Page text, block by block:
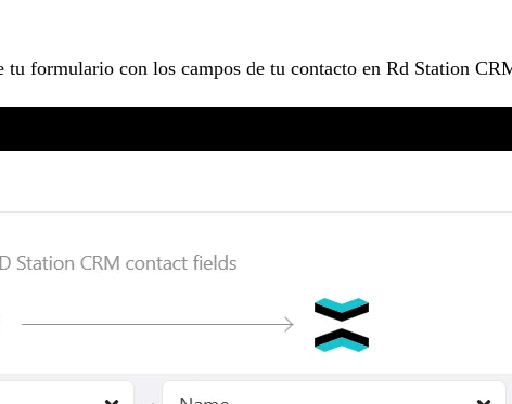
tu formulario con los campos de tu contacto en Rd Station